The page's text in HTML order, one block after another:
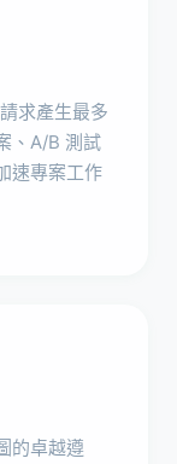
求產生最多
、A/B 測試
速專案工作
的卓越遵